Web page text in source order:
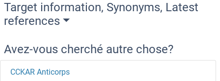
Target information, Synonyms, Latest
references
Avez-vous cherché autre chose?
CCKAR Anticorps